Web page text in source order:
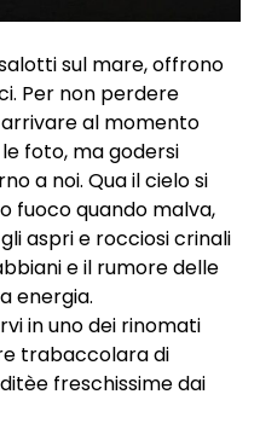
sul mare, offrono
Per non perdere
al momento
foto, ma godersi
a noi. Qua il cielo si
fuoco quando malva,
aspri e rocciosi crinali
e il rumore delle
energia.
in uno dei rinomati
trabaccolara di
freschissime dai